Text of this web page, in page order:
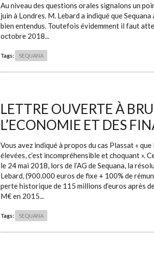
Au niveau des questions orales signalons un
juin à Londres. M. Lebard a indiqué que
bien entendus. Toutefois évidemment il faut
octobre 2018...
Tags: SEQUANA
LETTRE OUVERTE À
L’ECONOMIE ET DES
Vous avez indiqué à propos du cas Plassat «
élevées, c’est incompréhensible et choquant ».
le 24 mai 2018, lors de l’AG de Sequana, la
Lebard, (900.000 euros de fixe + 100% de
perte historique de 115 millions d’euros après
M€ en 2015...
Tags: SEQUANA